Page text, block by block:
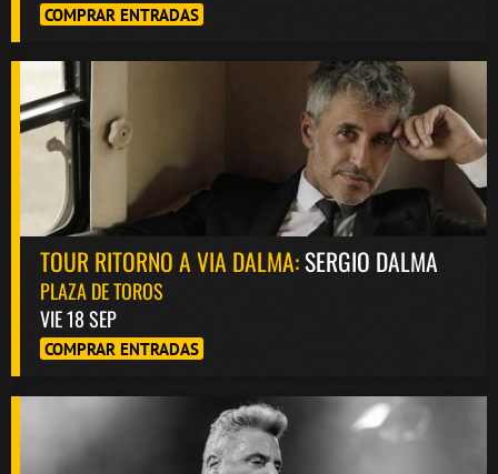
COMPRAR ENTRADAS
TOUR RITORNO A VIA DALMA:SERGIO DALMA
PLAZA DE TOROS
VIE 18 SEP
COMPRAR ENTRADAS